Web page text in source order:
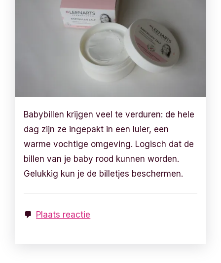
Babybillen krijgen veel te verduren: de hele
dag zijn ze ingepakt in een luier, een
warme vochtige omgeving. Logisch dat de
billen van je baby rood kunnen worden.
Gelukkig kun je de billetjes beschermen.
Plaats reactie